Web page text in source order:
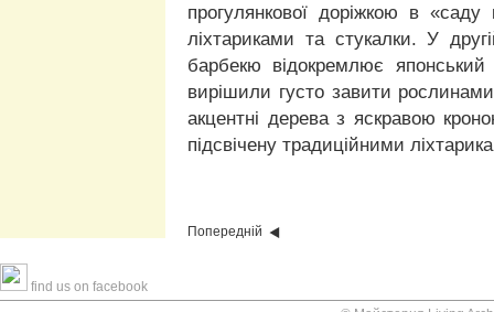
прогулянкової доріжкою в
ліхтариками та стукалки. У
барбекю відокремлює
вирішили густо завити
акцентні дерева з яскравою
підсвічену традиційними
Попередній
find us on facebook